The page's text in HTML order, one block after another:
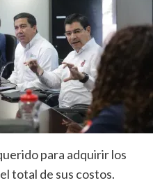
para adquirir los
total de sus costos.